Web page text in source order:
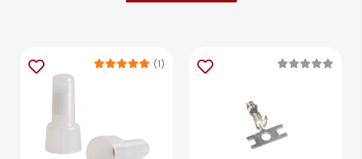
(1)